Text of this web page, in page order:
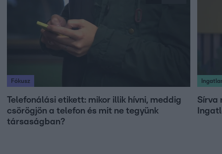
Fókusz
Telefonálási etikett: mikor illik hívni, meddig
csörögjön a telefon és mit ne tegyünk
társaságban?
Sírva